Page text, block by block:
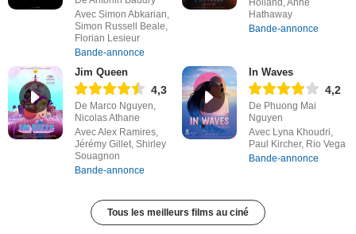
Avec Simon Abkarian,
Simon Russell Beale,
Florian Lesieur
Bande-annonce
Holland, Anne
Hathaway
Bande-annonce
Jim Queen
4,3
De Marco Nguyen,
Nicolas Athane
Avec Alex Ramires,
Jérémy Gillet, Shirley
Souagnon
Bande-annonce
In Waves
4,2
De Phuong Mai
Nguyen
Avec Lyna Khoudri,
Paul Kircher, Rio Vega
Bande-annonce
Tous les meilleurs films au ciné